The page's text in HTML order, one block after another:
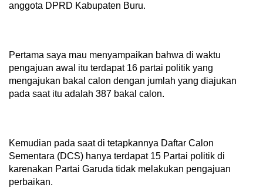
anggota DPRD Kabupaten Buru.
Pertama saya mau menyampaikan bahwa di waktu
pengajuan awal itu terdapat 16 partai politik yang
mengajukan bakal calon dengan jumlah yang diajukan
pada saat itu adalah 387 bakal calon.
Kemudian pada saat di tetapkannya Daftar Calon
Sementara (DCS) hanya terdapat 15 Partai politik di
karenakan Partai Garuda tidak melakukan pengajuan
perbaikan.